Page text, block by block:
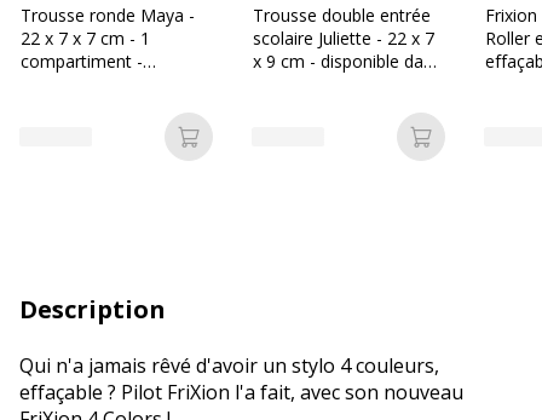
Trousse ronde Maya -
22 x 7 x 7 cm - 1
compartiment -
Ajouter au panier
Trousse double entrée
scolaire Juliette - 22 x 7
x 9 cm - disponible dans
Ajouter au
Roller
Description
Qui n'a jamais rêvé d'avoir un stylo 4 couleurs,
effaçable ? Pilot FriXion l'a fait, avec son nouveau